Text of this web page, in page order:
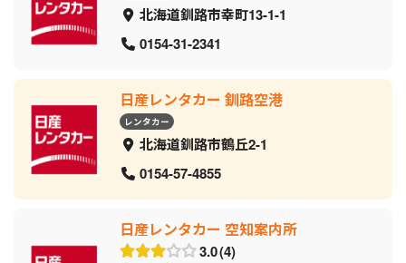
北海道釧路市幸町13-1-1
0154-31-2341
日産レンタカー 釧路空港
レンタカー
北海道釧路市鶴丘2-1
0154-57-4855
日産レンタカー 空知案内所
3.0 4